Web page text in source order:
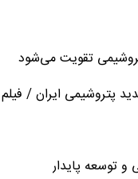
تقویت می‌شود
پتروشیمی ایران / فیلم
توسعه پایدار